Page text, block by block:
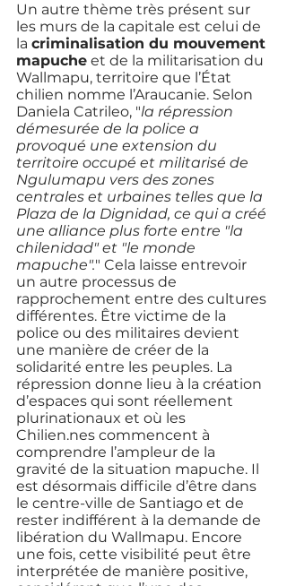
Un autre thème très présent sur
les murs de la capitale est celui de
la criminalisation du mouvement
mapuche et de la militarisation du
Wallmapu, territoire que l’État
chilien nomme l’Araucanie. Selon
Daniela Catrileo, "la répression
démesurée de la police a
provoqué une extension du
territoire occupé et militarisé de
Ngulumapu vers des zones
centrales et urbaines telles que la
Plaza de la Dignidad, ce qui a créé
une alliance plus forte entre "la
chilenidad" et "le monde
mapuche"." Cela laisse entrevoir
un autre processus de
rapprochement entre des cultures
différentes. Être victime de la
police ou des militaires devient
une manière de créer de la
solidarité entre les peuples. La
répression donne lieu à la création
d’espaces qui sont réellement
plurinationaux et où les
Chilien.nes commencent à
comprendre l’ampleur de la
gravité de la situation mapuche. Il
est désormais difficile d’être dans
le centre-ville de Santiago et de
rester indifférent à la demande de
libération du Wallmapu. Encore
une fois, cette visibilité peut être
interprétée de manière positive,